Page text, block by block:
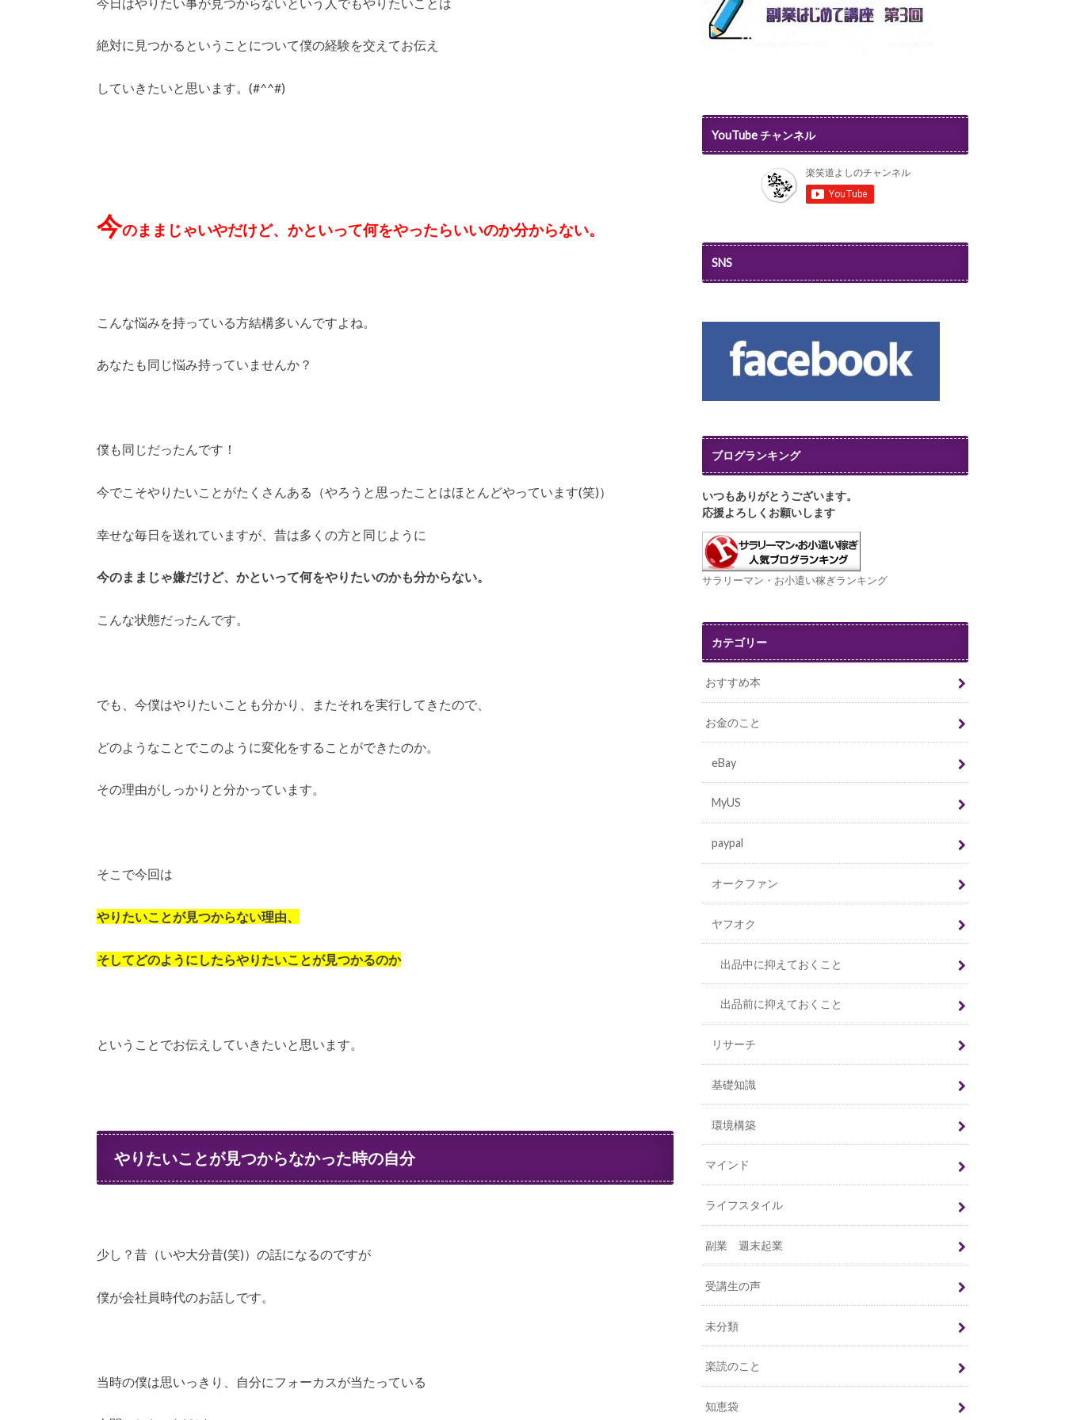
絶対に見つかるということについて僕の経験を交えてお伝え
していきたいと思います。(#^^#)
今のままじゃいやだけど、かといって何をやったらいいのか分からない。
こんな悩みを持っている方結構多いんですよね。
あなたも同じ悩み持っていませんか？
僕も同じだったんです！
今でこそやりたいことがたくさんある（やろうと思ったことはほとんどやっています(笑)）
幸せな毎日を送れていますが、昔は多くの方と同じように
今のままじゃ嫌だけど、かといって何をやりたいのかも分からない。
こんな状態だったんです。
でも、今僕はやりたいことも分かり、またそれを実行してきたので、
どのようなことでこのように変化をすることができたのか。
その理由がしっかりと分かっています。
そこで今回は
やりたいことが見つからない理由、
そしてどのようにしたらやりたいことが見つかるのか
ということでお伝えしていきたいと思います。
やりたいことが見つからなかった時の自分
少し？昔（いや大分昔(笑)）の話になるのですが
僕が会社員時代のお話しです。
当時の僕は思いっきり、自分にフォーカスが当たっている
YouTube チャンネル
SNS
ブログランキング
いつもありがとうございます。
応援よろしくお願いします
サラリーマン・お小遣い稼ぎランキング
カテゴリー
おすすめ本
お金のこと
eBay
MyUS
paypal
オークファン
ヤフオク
出品中に抑えておくこと
出品前に抑えておくこと
リサーチ
基礎知識
環境構築
マインド
ライフスタイル
副業 週末起業
受講生の声
未分類
楽読のこと
知恵袋